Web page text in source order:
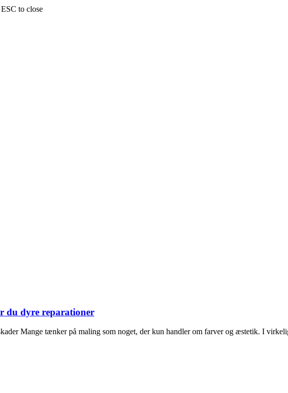
to close
du dyre reparationer
Mange tænker på maling som noget, der kun handler om farver og æstetik. I